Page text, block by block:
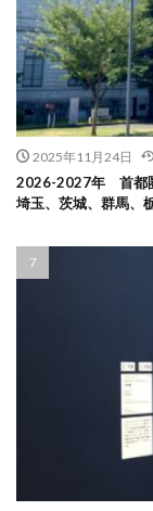
2025年11月24日
2026-2027年 首都
埼玉、茨城、群馬、